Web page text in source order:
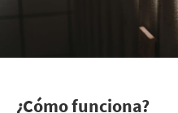
¿Cómo funciona?